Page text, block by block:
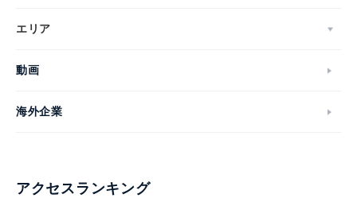
エリア
動画
海外企業
アクセスランキング